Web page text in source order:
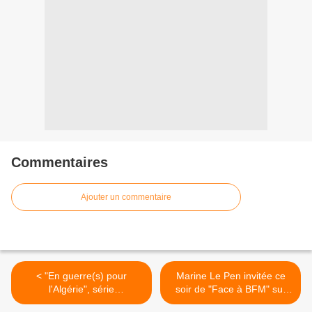
Commentaires
Ajouter un commentaire
< "En guerre(s) pour
l'Algérie", série
documentaire inédite
Marine Le Pen invitée ce
soir de "Face à BFM" sur
BFMTV >